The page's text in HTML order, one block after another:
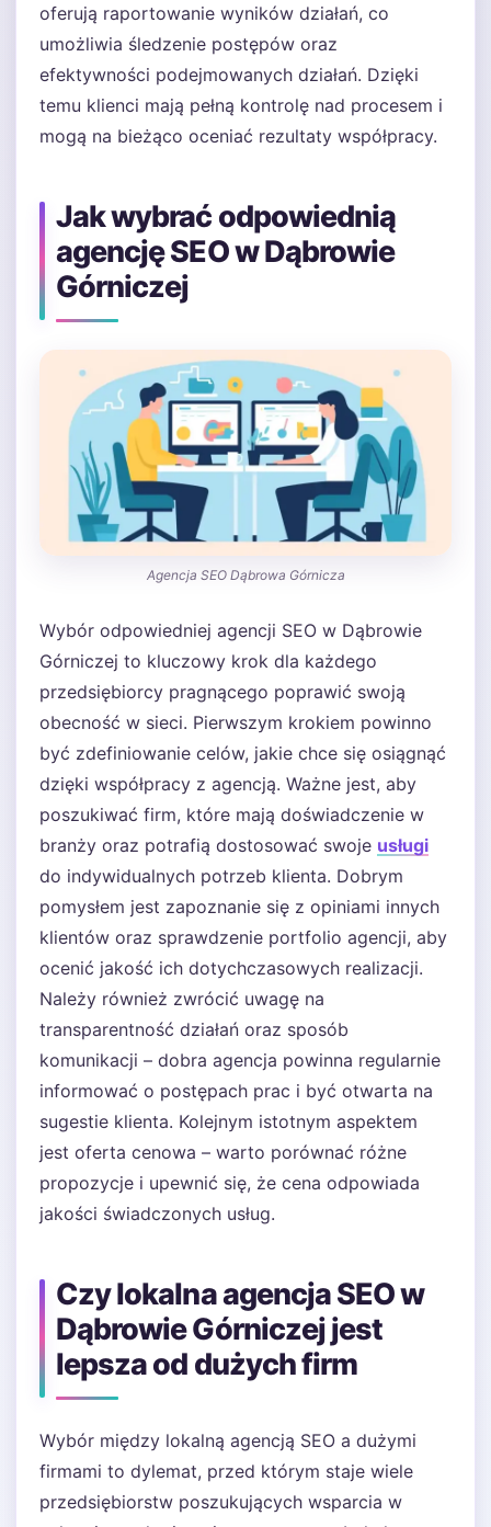
oferują raportowanie wyników działań, co
umożliwia śledzenie postępów oraz
efektywności podejmowanych działań. Dzięki
temu klienci mają pełną kontrolę nad procesem i
mogą na bieżąco oceniać rezultaty współpracy.
Jak wybrać odpowiednią
agencję SEO w Dąbrowie
Górniczej
Agencja SEO Dąbrowa Górnicza
Wybór odpowiedniej agencji SEO w Dąbrowie
Górniczej to kluczowy krok dla każdego
przedsiębiorcy pragnącego poprawić swoją
obecność w sieci. Pierwszym krokiem powinno
być zdefiniowanie celów, jakie chce się osiągnąć
dzięki współpracy z agencją. Ważne jest, aby
poszukiwać firm, które mają doświadczenie w
branży oraz potrafią dostosować swoje usługi
do indywidualnych potrzeb klienta. Dobrym
pomysłem jest zapoznanie się z opiniami innych
klientów oraz sprawdzenie portfolio agencji, aby
ocenić jakość ich dotychczasowych realizacji.
Należy również zwrócić uwagę na
transparentność działań oraz sposób
komunikacji – dobra agencja powinna regularnie
informować o postępach prac i być otwarta na
sugestie klienta. Kolejnym istotnym aspektem
jest oferta cenowa – warto porównać różne
propozycje i upewnić się, że cena odpowiada
jakości świadczonych usług.
Czy lokalna agencja SEO w
Dąbrowie Górniczej jest
lepsza od dużych firm
Wybór między lokalną agencją SEO a dużymi
firmami to dylemat, przed którym staje wiele
przedsiębiorstw poszukujących wsparcia w